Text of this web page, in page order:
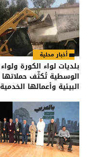
أخبار محلية
بلديات لواء الكورة ولواء
الوسطية تُكثّف حملاتها
البيئية وأعمالها الخدمية